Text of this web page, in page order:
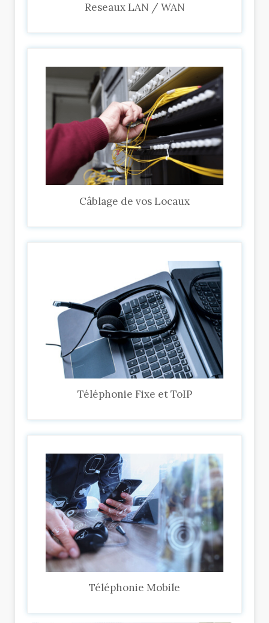
Reseaux LAN / WAN
Câblage de vos Locaux
Téléphonie Fixe et ToIP
Téléphonie Mobile